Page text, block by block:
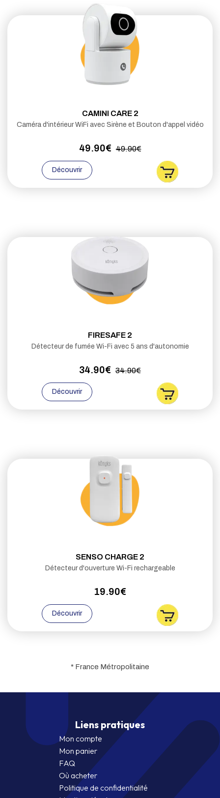
CAMINI CARE 2
Caméra d'intérieur WiFi avec Sirène et Bouton d'appel vidéo
49.90€ 49.90€
Découvrir
FIRESAFE 2
Détecteur de fumée Wi-Fi avec 5 ans d'autonomie
34.90€ 34.90€
Découvrir
SENSO CHARGE 2
Détecteur d'ouverture Wi-Fi rechargeable
19.90€
Découvrir
* France Métropolitaine
Liens pratiques
Mon compte
Mon panier
FAQ
Où acheter
Politique de confidentialité